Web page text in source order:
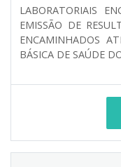
LABORATORIAIS
EMISSÃO DE
ENCAMINHADOS
BÁSICA DE SAÚDE